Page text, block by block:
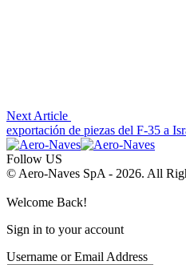
Next Article
exportación de piezas del F-35 a
Follow US
© Aero-Naves SpA - 2026. All
Welcome Back!
Sign in to your account
Username or Email Address